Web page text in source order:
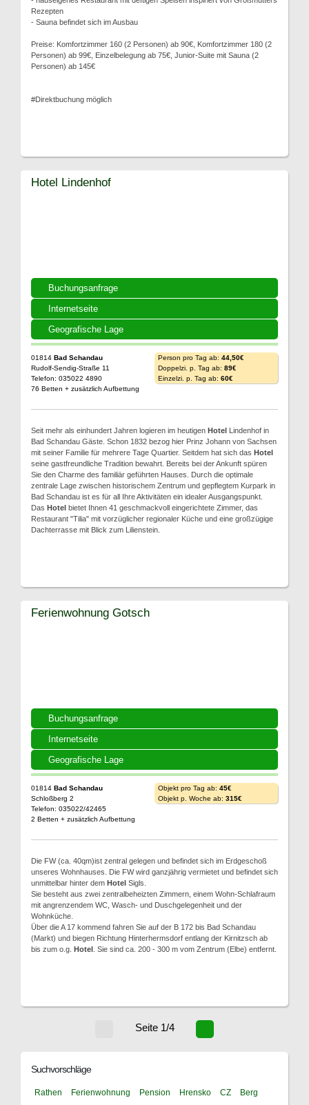
Rezepten
- Sauna befindet sich im Ausbau
Preise: Komfortzimmer 160 (2 Personen) ab 90€, Komfortzimmer 180 (2
Personen) ab 99€, Einzelbelegung ab 75€, Junior-Suite mit Sauna (2
Personen) ab 145€
#Direktbuchung möglich
Buchungsanfrage
Internetseite
Geografische Lage
Hotel Lindenhof
01814 Bad Schandau
Rudolf-Sendig-Straße 11
Telefon: 035022 4890
76 Betten + zusätzlich Aufbettung
Person pro Tag ab: 44,50€
Doppelzi. p. Tag ab: 89€
Einzelzi. p. Tag ab: 60€
Seit mehr als einhundert Jahren logieren im heutigen Hotel Lindenhof in
Bad Schandau Gäste. Schon 1832 bezog hier Prinz Johann von Sachsen
mit seiner Familie für mehrere Tage Quartier. Seitdem hat sich das Hotel
seine gastfreundliche Tradition bewahrt. Bereits bei der Ankunft spüren
Sie den Charme des familiär geführten Hauses. Durch die optimale
zentrale Lage zwischen historischem Zentrum und gepflegtem Kurpark in
Bad Schandau ist es für all Ihre Aktivitäten ein idealer Ausgangspunkt.
Das Hotel bietet Ihnen 41 geschmackvoll eingerichtete Zimmer, das
Restaurant "Tilia" mit vorzüglicher regionaler Küche und eine großzügige
Dachterrasse mit Blick zum Lilienstein.
Buchungsanfrage
Internetseite
Geografische Lage
Ferienwohnung Gotsch
01814 Bad Schandau
Schloßberg 2
Telefon: 035022/42465
2 Betten + zusätzlich Aufbettung
Objekt pro Tag ab: 45€
Objekt p. Woche ab: 315€
Die FW (ca. 40qm)ist zentral gelegen und befindet sich im Erdgeschoß
unseres Wohnhauses. Die FW wird ganzjährig vermietet und befindet sich
unmittelbar hinter dem Hotel Sigls.
Sie besteht aus zwei zentralbeheizten Zimmern, einem Wohn-Schlafraum
mit angrenzendem WC, Wasch- und Duschgelegenheit und der
Wohnküche.
Über die A 17 kommend fahren Sie auf der B 172 bis Bad Schandau
(Markt) und biegen Richtung Hinterhermsdorf entlang der Kirnitzsch ab
bis zum o.g. Hotel . Sie sind ca. 200 - 300 m vom Zentrum (Elbe) entfernt.
Seite 1/4
Suchvorschläge
Rathen Ferienwohnung Pension Hrensko CZ
Berg